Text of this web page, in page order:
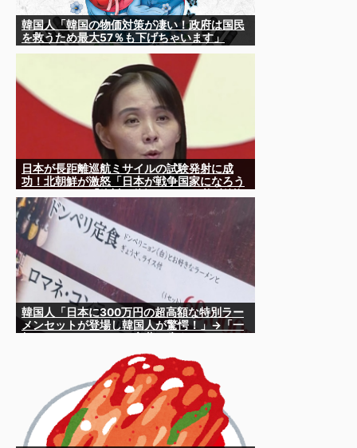
韓国人「韓国の物価対策が凄い！政府は国民
を救うため最大57％も下げちゃいます」
日本が長距離巡航ミサイルの試験発射に成
功！北朝鮮が激怒「日本が戦争国家になろう
させる」
韓国人「日本に300万円の超高額な特別ラー
メンセットが登場し韓国人が驚愕！」→「一